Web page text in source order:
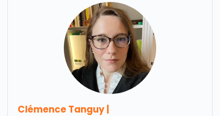
Clémence Tanguy